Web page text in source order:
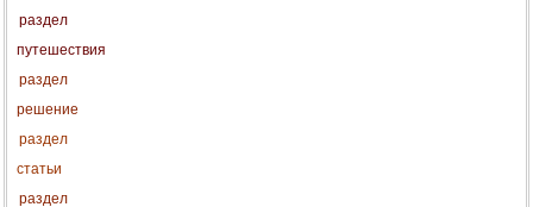
раздел
путешествия
раздел
решение
раздел
статьи
раздел